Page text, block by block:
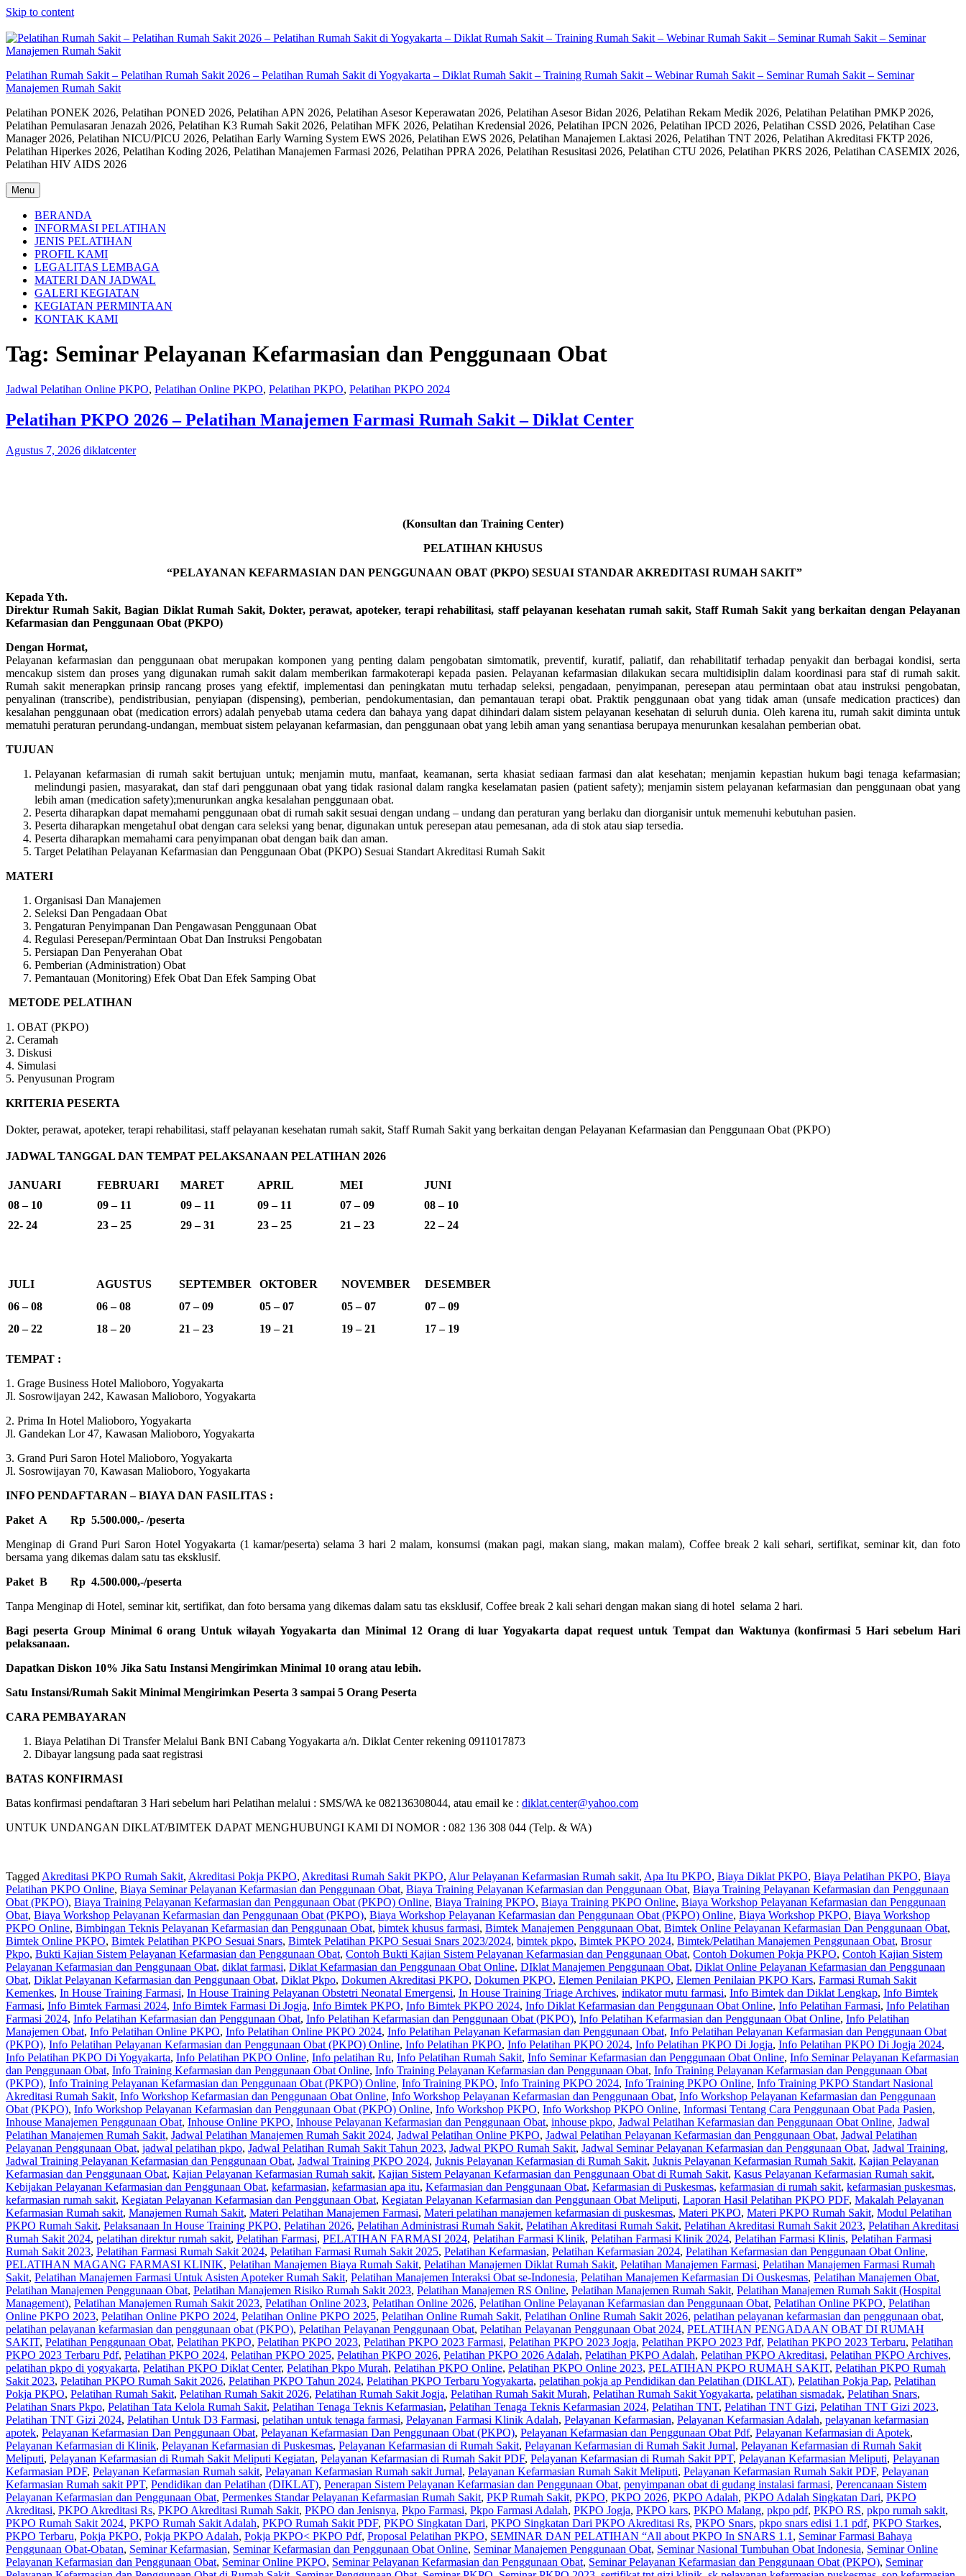
Skip to content
Pelatihan Rumah Sakit – Pelatihan Rumah Sakit 2026 – Pelatihan Rumah Sakit di Yogyakarta – Diklat Rumah Sakit – Training Rumah Sakit – Webinar Rumah Sakit – Seminar Rumah Sakit – Seminar
Manajemen Rumah Sakit
Pelatihan PONEK 2026, Pelatihan PONED 2026, Pelatihan APN 2026, Pelatihan Asesor Keperawatan 2026, Pelatihan Asesor Bidan 2026, Pelatihan Rekam Medik 2026, Pelatihan Pelatihan PMKP 2026,
Pelatihan Pemulasaran Jenazah 2026, Pelatihan K3 Rumah Sakit 2026, Pelatihan MFK 2026, Pelatihan Kredensial 2026, Pelatihan IPCN 2026, Pelatihan IPCD 2026, Pelatihan CSSD 2026, Pelatihan Case
Manager 2026, Pelatihan NICU/PICU 2026, Pelatihan Early Warning System EWS 2026, Pelatihan EWS 2026, Pelatihan Manajemen Laktasi 2026, Pelatihan TNT 2026, Pelatihan Akreditasi FKTP 2026,
Pelatihan Hiperkes 2026, Pelatihan Koding 2026, Pelatihan Manajemen Farmasi 2026, Pelatihan PPRA 2026, Pelatihan Resusitasi 2026, Pelatihan CTU 2026, Pelatihan PKRS 2026, Pelatihan CASEMIX 2026,
Pelatihan HIV AIDS 2026
Menu
BERANDA
INFORMASI PELATIHAN
JENIS PELATIHAN
PROFIL KAMI
LEGALITAS LEMBAGA
MATERI DAN JADWAL
GALERI KEGIATAN
KEGIATAN PERMINTAAN
KONTAK KAMI
Tag: Seminar Pelayanan Kefarmasian dan Penggunaan Obat
Jadwal Pelatihan Online PKPO, Pelatihan Online PKPO, Pelatihan PKPO, Pelatihan PKPO 2024
Pelatihan PKPO 2026 – Pelatihan Manajemen Farmasi Rumah Sakit – Diklat Center
Agustus 7, 2026 diklatcenter
(Konsultan dan Training Center)
PELATIHAN KHUSUS
“PELAYANAN KEFARMASIAN DAN PENGGUNAAN OBAT (PKPO) SESUAI STANDAR AKREDITASI RUMAH SAKIT”
Kepada Yth.
Direktur Rumah Sakit, Bagian Diklat Rumah Sakit, Dokter, perawat, apoteker, terapi rehabilitasi, staff pelayanan kesehatan rumah sakit, Staff Rumah Sakit yang berkaitan dengan Pelayanan
Kefarmasian dan Penggunaan Obat (PKPO)
Dengan Hormat,
Pelayanan kefarmasian dan penggunaan obat merupakan komponen yang penting dalam pengobatan simtomatik, preventif, kuratif, paliatif, dan rehabilitatif terhadap penyakit dan berbagai kondisi, serta
mencakup sistem dan proses yang digunakan rumah sakit dalam memberikan farmakoterapi kepada pasien. Pelayanan kefarmasian dilakukan secara multidisiplin dalam koordinasi para staf di rumah sakit.
Rumah sakit menerapkan prinsip rancang proses yang efektif, implementasi dan peningkatan mutu terhadap seleksi, pengadaan, penyimpanan, peresepan atau permintaan obat atau instruksi pengobatan,
penyalinan (transcribe), pendistribusian, penyiapan (dispensing), pemberian, pendokumentasian, dan pemantauan terapi obat. Praktik penggunaan obat yang tidak aman (unsafe medication practices) dan
kesalahan penggunaan obat (medication errors) adalah penyebab utama cedera dan bahaya yang dapat dihindari dalam sistem pelayanan kesehatan di seluruh dunia. Oleh karena itu, rumah sakit diminta untuk
mematuhi peraturan perundang-undangan, membuat sistem pelayanan kefarmasian, dan penggunaan obat yang lebih aman yang senantiasa berupaya menurunkan kesalahan pemberian obat.
TUJUAN
Pelayanan kefarmasian di rumah sakit bertujuan untuk; menjamin mutu, manfaat, keamanan, serta khasiat sediaan farmasi dan alat kesehatan; menjamin kepastian hukum bagi tenaga kefarmasian;
melindungi pasien, masyarakat, dan staf dari penggunaan obat yang tidak rasional dalam rangka keselamatan pasien (patient safety); menjamin sistem pelayanan kefarmasian dan penggunaan obat yang
lebih aman (medication safety);menurunkan angka kesalahan penggunaan obat.
Peserta diharapkan dapat memahami penggunaan obat di rumah sakit sesuai dengan undang – undang dan peraturan yang berlaku dan diorganisir untuk memenuhi kebutuhan pasien.
Peserta diharapkan mengetahuI obat dengan cara seleksi yang benar, digunakan untuk peresepan atau pemesanan, ada di stok atau siap tersedia.
Peserta diharapkan memahami cara penyimpanan obat dengan baik dan aman.
Target Pelatihan Pelayanan Kefarmasian dan Penggunaan Obat (PKPO) Sesuai Standart Akreditasi Rumah Sakit
MATERI
Organisasi Dan Manajemen
Seleksi Dan Pengadaan Obat
Pengaturan Penyimpanan Dan Pengawasan Penggunaan Obat
Regulasi Peresepan/Permintaan Obat Dan Instruksi Pengobatan
Persiapan Dan Penyerahan Obat
Pemberian (Administration) Obat
Pemantauan (Monitoring) Efek Obat Dan Efek Samping Obat
METODE PELATIHAN
1. OBAT (PKPO)
2. Ceramah
3. Diskusi
4. Simulasi
5. Penyusunan Program
KRITERIA PESERTA
Dokter, perawat, apoteker, terapi rehabilitasi, staff pelayanan kesehatan rumah sakit, Staff Rumah Sakit yang berkaitan dengan Pelayanan Kefarmasian dan Penggunaan Obat (PKPO)
JADWAL TANGGAL DAN TEMPAT PELAKSANAAN PELATIHAN 2026
JANUARI FEBRUARI MARET APRIL MEI
JUNI
08 – 10
09 – 11 09 – 11 09 – 11 07 – 09
08 – 10
22- 24
23 – 25 29 – 31 23 – 25 21 – 23 22 – 24
JULI AGUSTUS SEPTEMBER OKTOBER NOVEMBER
DESEMBER
06 – 08
06 – 08 07 – 09 05 – 07 05 – 07
07 – 09
20 – 22
18 – 20 21 – 23 19 – 21 19 – 21 17 – 19
TEMPAT :
1. Grage Business Hotel Malioboro, Yogyakarta
Jl. Sosrowijayan 242, Kawasan Malioboro, Yogyakarta
2. Prima In Hotel Malioboro, Yogyakarta
Jl. Gandekan Lor 47, Kawasan Malioboro, Yogyakarta
3. Grand Puri Saron Hotel Malioboro, Yogyakarta
Jl. Sosrowijayan 70, Kawasan Malioboro, Yogyakarta
INFO PENDAFTARAN – BIAYA DAN FASILITAS :
Paket A Rp 5.500.000,- /peserta
Menginap di Grand Puri Saron Hotel Yogyakarta (1 kamar/peserta) selama 3 hari 2 malam, konsumsi (makan pagi, makan siang, makan malam), Coffee break 2 kali sehari, sertifikat, seminar kit, dan foto
bersama yang dikemas dalam satu tas eksklusif.
Paket B Rp 4.500.000,-/peserta
Tanpa Menginap di Hotel, seminar kit, sertifikat, dan foto bersama yang dikemas dalam satu tas eksklusif, Coffee break 2 kali sehari dengan makan siang di hotel selama 2 hari.
Bagi peserta Group Minimal 6 orang Untuk wilayah Yogyakarta dan Minimal 12 Orang di luar Yogyakarta dapat request untuk Tempat dan Waktunya (konfirmasi 5 Hari sebelum Hari
pelaksanaan.
Dapatkan Diskon 10% Jika Satu Instansi Mengirimkan Minimal 10 orang atau lebih.
Satu Instansi/Rumah Sakit Minimal Mengirimkan Peserta 3 sampai 5 Orang Peserta
CARA PEMBAYARAN
Biaya Pelatihan Di Transfer Melalui Bank BNI Cabang Yogyakarta a/n. Diklat Center rekening 0911017873
Dibayar langsung pada saat registrasi
BATAS KONFIRMASI
Batas konfirmasi pendaftaran 3 Hari sebelum hari Pelatihan melalui : SMS/WA ke 082136308044, atau email ke : diklat.center@yahoo.com
UNTUK UNDANGAN DIKLAT/BIMTEK DAPAT MENGHUBUNGI KAMI DI NOMOR : 082 136 308 044 (Telp. & WA)
Tagged Akreditasi PKPO Rumah Sakit, Akreditasi Pokja PKPO, Akreditasi Rumah Sakit PKPO, Alur Pelayanan Kefarmasian Rumah sakit, Apa Itu PKPO, Biaya Diklat PKPO, Biaya Pelatihan PKPO, Biaya
Pelatihan PKPO Online, Biaya Seminar Pelayanan Kefarmasian dan Penggunaan Obat, Biaya Training Pelayanan Kefarmasian dan Penggunaan Obat, Biaya Training Pelayanan Kefarmasian dan Penggunaan
Obat (PKPO), Biaya Training Pelayanan Kefarmasian dan Penggunaan Obat (PKPO) Online, Biaya Training PKPO, Biaya Training PKPO Online, Biaya Workshop Pelayanan Kefarmasian dan Penggunaan
Obat, Biaya Workshop Pelayanan Kefarmasian dan Penggunaan Obat (PKPO), Biaya Workshop Pelayanan Kefarmasian dan Penggunaan Obat (PKPO) Online, Biaya Workshop PKPO, Biaya Workshop
PKPO Online, Bimbingan Teknis Pelayanan Kefarmasian dan Penggunaan Obat, bimtek khusus farmasi, Bimtek Manajemen Penggunaan Obat, Bimtek Online Pelayanan Kefarmasian Dan Penggunaan Obat,
Bimtek Online PKPO, Bimtek Pelatihan PKPO Sesuai Snars, Bimtek Pelatihan PKPO Sesuai Snars 2023/2024, bimtek pkpo, Bimtek PKPO 2024, Bimtek/Pelatihan Manajemen Penggunaan Obat, Brosur
Pkpo, Bukti Kajian Sistem Pelayanan Kefarmasian dan Penggunaan Obat, Contoh Bukti Kajian Sistem Pelayanan Kefarmasian dan Penggunaan Obat, Contoh Dokumen Pokja PKPO, Contoh Kajian Sistem
Pelayanan Kefarmasian dan Penggunaan Obat, diklat farmasi, Diklat Kefarmasian dan Penggunaan Obat Online, DIklat Manajemen Penggunaan Obat, Diklat Online Pelayanan Kefarmasian dan Penggunaan
Obat, Diklat Pelayanan Kefarmasian dan Penggunaan Obat, Diklat Pkpo, Dokumen Akreditasi PKPO, Dokumen PKPO, Elemen Penilaian PKPO, Elemen Penilaian PKPO Kars, Farmasi Rumah Sakit
Kemenkes, In House Training Farmasi, In House Training Pelayanan Obstetri Neonatal Emergensi, In House Training Triage Archives, indikator mutu farmasi, Info Bimtek dan Diklat Lengkap, Info Bimtek
Farmasi, Info Bimtek Farmasi 2024, Info Bimtek Farmasi Di Jogja, Info Bimtek PKPO, Info Bimtek PKPO 2024, Info Diklat Kefarmasian dan Penggunaan Obat Online, Info Pelatihan Farmasi, Info Pelatihan
Farmasi 2024, Info Pelatihan Kefarmasian dan Penggunaan Obat, Info Pelatihan Kefarmasian dan Penggunaan Obat (PKPO), Info Pelatihan Kefarmasian dan Penggunaan Obat Online, Info Pelatihan
Manajemen Obat, Info Pelatihan Online PKPO, Info Pelatihan Online PKPO 2024, Info Pelatihan Pelayanan Kefarmasian dan Penggunaan Obat, Info Pelatihan Pelayanan Kefarmasian dan Penggunaan Obat
(PKPO), Info Pelatihan Pelayanan Kefarmasian dan Penggunaan Obat (PKPO) Online, Info Pelatihan PKPO, Info Pelatihan PKPO 2024, Info Pelatihan PKPO Di Jogja, Info Pelatihan PKPO Di Jogja 2024,
Info Pelatihan PKPO Di Yogyakarta, Info Pelatihan PKPO Online, Info pelatihan Ru, Info Pelatihan Rumah Sakit, Info Seminar Kefarmasian dan Penggunaan Obat Online, Info Seminar Pelayanan Kefarmasian
dan Penggunaan Obat, Info Training Kefarmasian dan Penggunaan Obat Online, Info Training Pelayanan Kefarmasian dan Penggunaan Obat, Info Training Pelayanan Kefarmasian dan Penggunaan Obat
(PKPO), Info Training Pelayanan Kefarmasian dan Penggunaan Obat (PKPO) Online, Info Training PKPO, Info Training PKPO 2024, Info Training PKPO Online, Info Training PKPO Standart Nasional
Akreditasi Rumah Sakit, Info Workshop Kefarmasian dan Penggunaan Obat Online, Info Workshop Pelayanan Kefarmasian dan Penggunaan Obat, Info Workshop Pelayanan Kefarmasian dan Penggunaan
Obat (PKPO), Info Workshop Pelayanan Kefarmasian dan Penggunaan Obat (PKPO) Online, Info Workshop PKPO, Info Workshop PKPO Online, Informasi Tentang Cara Penggunaan Obat Pada Pasien,
Inhouse Manajemen Penggunaan Obat, Inhouse Online PKPO, Inhouse Pelayanan Kefarmasian dan Penggunaan Obat, inhouse pkpo, Jadwal Pelatihan Kefarmasian dan Penggunaan Obat Online, Jadwal
Pelatihan Manajemen Rumah Sakit, Jadwal Pelatihan Manajemen Rumah Sakit 2024, Jadwal Pelatihan Online PKPO, Jadwal Pelatihan Pelayanan Kefarmasian dan Penggunaan Obat, Jadwal Pelatihan
Pelayanan Penggunaan Obat, jadwal pelatihan pkpo, Jadwal Pelatihan Rumah Sakit Tahun 2023, Jadwal PKPO Rumah Sakit, Jadwal Seminar Pelayanan Kefarmasian dan Penggunaan Obat, Jadwal Training,
Jadwal Training Pelayanan Kefarmasian dan Penggunaan Obat, Jadwal Training PKPO 2024, Juknis Pelayanan Kefarmasian di Rumah Sakit, Juknis Pelayanan Kefarmasian Rumah Sakit, Kajian Pelayanan
Kefarmasian dan Penggunaan Obat, Kajian Pelayanan Kefarmasian Rumah sakit, Kajian Sistem Pelayanan Kefarmasian dan Penggunaan Obat di Rumah Sakit, Kasus Pelayanan Kefarmasian Rumah sakit,
Kebijakan Pelayanan Kefarmasian dan Penggunaan Obat, kefarmasian, kefarmasian apa itu, Kefarmasian dan Penggunaan Obat, Kefarmasian di Puskesmas, kefarmasian di rumah sakit, kefarmasian puskesmas,
kefarmasian rumah sakit, Kegiatan Pelayanan Kefarmasian dan Penggunaan Obat, Kegiatan Pelayanan Kefarmasian dan Penggunaan Obat Meliputi, Laporan Hasil Pelatihan PKPO PDF, Makalah Pelayanan
Kefarmasian Rumah sakit, Manajemen Rumah Sakit, Materi Pelatihan Manajemen Farmasi, Materi pelatihan manajemen kefarmasian di puskesmas, Materi PKPO, Materi PKPO Rumah Sakit, Modul Pelatihan
PKPO Rumah Sakit, Pelaksanaan In House Training PKPO, Pelatihan 2026, Pelatihan Administrasi Rumah Sakit, Pelatihan Akreditasi Rumah Sakit, Pelatihan Akreditasi Rumah Sakit 2023, Pelatihan Akreditasi
Rumah Sakit 2024, pelatihan direktur rumah sakit, Pelatihan Farmasi, PELATIHAN FARMASI 2024, Pelatihan Farmasi Klinik, Pelatihan Farmasi Klinik 2024, Pelatihan Farmasi Klinis, Pelatihan Farmasi
Rumah Sakit 2023, Pelatihan Farmasi Rumah Sakit 2024, Pelatihan Farmasi Rumah Sakit 2025, Pelatihan Kefarmasian, Pelatihan Kefarmasian 2024, Pelatihan Kefarmasian dan Penggunaan Obat Online,
PELATIHAN MAGANG FARMASI KLINIK, Pelatihan Manajemen Biaya Rumah Sakit, Pelatihan Manajemen Diklat Rumah Sakit, Pelatihan Manajemen Farmasi, Pelatihan Manajemen Farmasi Rumah
Sakit, Pelatihan Manajemen Farmasi Untuk Asisten Apoteker Rumah Sakit, Pelatihan Manajemen Interaksi Obat se-Indonesia, Pelatihan Manajemen Kefarmasian Di Ouskesmas, Pelatihan Manajemen Obat,
Pelatihan Manajemen Penggunaan Obat, Pelatihan Manajemen Risiko Rumah Sakit 2023, Pelatihan Manajemen RS Online, Pelatihan Manajemen Rumah Sakit, Pelatihan Manajemen Rumah Sakit (Hospital
Management), Pelatihan Manajemen Rumah Sakit 2023, Pelatihan Online 2023, Pelatihan Online 2026, Pelatihan Online Pelayanan Kefarmasian dan Penggunaan Obat, Pelatihan Online PKPO, Pelatihan
Online PKPO 2023, Pelatihan Online PKPO 2024, Pelatihan Online PKPO 2025, Pelatihan Online Rumah Sakit, Pelatihan Online Rumah Sakit 2026, pelatihan pelayanan kefarmasian dan penggunaan obat,
pelatihan pelayanan kefarmasian dan penggunaan obat (PKPO), Pelatihan Pelayanan Penggunaan Obat, Pelatihan Pelayanan Penggunaan Obat 2024, PELATIHAN PENGADAAN OBAT DI RUMAH
SAKIT, Pelatihan Penggunaan Obat, Pelatihan PKPO, Pelatihan PKPO 2023, Pelatihan PKPO 2023 Farmasi, Pelatihan PKPO 2023 Jogja, Pelatihan PKPO 2023 Pdf, Pelatihan PKPO 2023 Terbaru, Pelatihan
PKPO 2023 Terbaru Pdf, Pelatihan PKPO 2024, Pelatihan PKPO 2025, Pelatihan PKPO 2026, Pelatihan PKPO 2026 Adalah, Pelatihan PKPO Adalah, Pelatihan PKPO Akreditasi, Pelatihan PKPO Archives,
pelatihan pkpo di yogyakarta, Pelatihan PKPO Diklat Center, Pelatihan Pkpo Murah, Pelatihan PKPO Online, Pelatihan PKPO Online 2023, PELATIHAN PKPO RUMAH SAKIT, Pelatihan PKPO Rumah
Sakit 2023, Pelatihan PKPO Rumah Sakit 2026, Pelatihan PKPO Tahun 2024, Pelatihan PKPO Terbaru Yogyakarta, pelatihan pokja ap Pendidikan dan Pelatihan (DIKLAT), Pelatihan Pokja Pap, Pelatihan
Pokja PKPO, Pelatihan Rumah Sakit‎, Pelatihan Rumah Sakit 2026, Pelatihan Rumah Sakit Jogja, Pelatihan Rumah Sakit Murah, Pelatihan Rumah Sakit Yogyakarta, pelatihan sismadak, Pelatihan Snars,
Pelatihan Snars Pkpo, Pelatihan Tata Kelola Rumah Sakit, Pelatihan Tenaga Teknis Kefarmasian, Pelatihan Tenaga Teknis Kefarmasian 2024, Pelatihan TNT, Pelatihan TNT Gizi, Pelatihan TNT Gizi 2023,
Pelatihan TNT Gizi 2024, Pelatihan Untuk D3 Farmasi, pelatihan untuk tenaga farmasi, Pelayanan Farmasi Klinik Adalah, Pelayanan Kefarmasian, Pelayanan Kefarmasian Adalah, pelayanan kefarmasian
apotek, Pelayanan Kefarmasian Dan Penggunaan Obat, Pelayanan Kefarmasian Dan Penggunaan Obat (PKPO), Pelayanan Kefarmasian dan Penggunaan Obat Pdf, Pelayanan Kefarmasian di Apotek,
Pelayanan Kefarmasian di Klinik, Pelayanan Kefarmasian di Puskesmas, Pelayanan Kefarmasian di Rumah Sakit, Pelayanan Kefarmasian di Rumah Sakit Jurnal, Pelayanan Kefarmasian di Rumah Sakit
Meliputi, Pelayanan Kefarmasian di Rumah Sakit Meliputi Kegiatan, Pelayanan Kefarmasian di Rumah Sakit PDF, Pelayanan Kefarmasian di Rumah Sakit PPT, Pelayanan Kefarmasian Meliputi, Pelayanan
Kefarmasian PDF, Pelayanan Kefarmasian Rumah sakit, Pelayanan Kefarmasian Rumah sakit Jurnal, Pelayanan Kefarmasian Rumah Sakit Meliputi, Pelayanan Kefarmasian Rumah Sakit PDF, Pelayanan
Kefarmasian Rumah sakit PPT, Pendidikan dan Pelatihan (DIKLAT), Penerapan Sistem Pelayanan Kefarmasian dan Penggunaan Obat, penyimpanan obat di gudang instalasi farmasi, Perencanaan Sistem
Pelayanan Kefarmasian dan Penggunaan Obat, Permenkes Standar Pelayanan Kefarmasian Rumah Sakit, PKP Rumah Sakit, PKPO, PKPO 2026, PKPO Adalah, PKPO Adalah Singkatan Dari, PKPO
Akreditasi, PKPO Akreditasi Rs, PKPO Akreditasi Rumah Sakit, PKPO dan Jenisnya, Pkpo Farmasi, Pkpo Farmasi Adalah, PKPO Jogja, PKPO kars, PKPO Malang, pkpo pdf, PKPO RS, pkpo rumah sakit,
PKPO Rumah Sakit 2024, PKPO Rumah Sakit Adalah, PKPO Rumah Sakit PDF, PKPO Singkatan Dari, PKPO Singkatan Dari PKPO Akreditasi Rs, PKPO Snars, pkpo snars edisi 1.1 pdf, PKPO Starkes,
PKPO Terbaru, Pokja PKPO, Pokja PKPO Adalah, Pokja PKPO< PKPO Pdf, Proposal Pelatihan PKPO, SEMINAR DAN PELATIHAN “All about PKPO In SNARS 1.1 , Seminar Farmasi Bahaya
Penggunaan Obat-Obatan, Seminar Kefarmasian, Seminar Kefarmasian dan Penggunaan Obat Online, Seminar Manajemen Penggunaan Obat, Seminar Nasional Tumbuhan Obat Indonesia, Seminar Online
Pelayanan Kefarmasian dan Penggunaan Obat, Seminar Online PKPO, Seminar Pelayanan Kefarmasian dan Penggunaan Obat, Seminar Pelayanan Kefarmasian dan Penggunaan Obat (PKPO), Seminar